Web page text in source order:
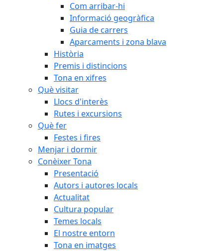
Com arribar-hi
Informació geogràfica
Guia de carrers
Aparcaments i zona blava
Història
Premis i distincions
Tona en xifres
Què visitar
Llocs d'interès
Rutes i excursions
Què fer
Festes i fires
Menjar i dormir
Conèixer Tona
Presentació
Autors i autores locals
Actualitat
Cultura popular
Temes locals
El nostre entorn
Tona en imatges